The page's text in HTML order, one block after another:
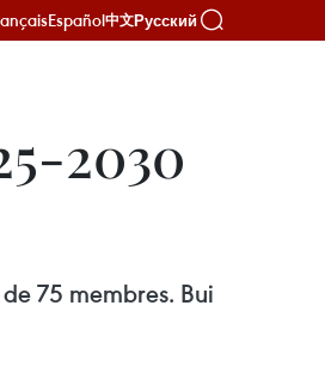
Español中文Русский
2030
75 membres. Bui